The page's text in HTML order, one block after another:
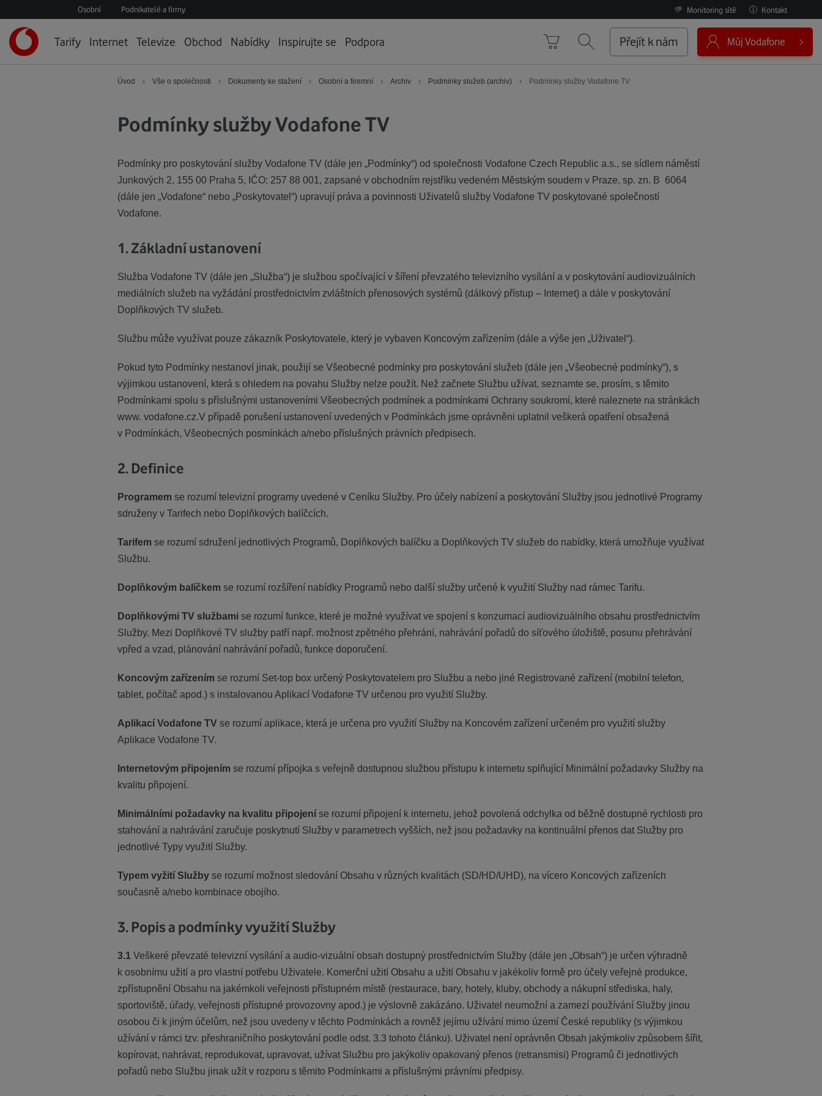
Kontakt
Monitoring sítě
Osobní Podnikatelé a firmy
stránkaTarify Internet Televize Obchod Nabídky Inspirujte se Podpora Košík
VyhledáváníPřejít k nám Můj Vodafone
Úvod › Vše o společnosti › Dokumenty ke stažení › Osobní a firemní › Archiv › Podmínky služeb (archiv) › Podmínky služby Vodafone TV
Podmínky služby Vodafone TV
Podmínky pro poskytování služby Vodafone TV (dále jen „Podmínky“) od společnosti Vodafone Czech Republic a.s., se sídlem náměstí
Junkových 2, 155 00 Praha 5, IČO: 257 88 001, zapsané v obchodním rejstříku vedeném Městským soudem v Praze, sp. zn. B 6064
(dále jen „Vodafone“ nebo „Poskytovatel“) upravují práva a povinnosti Uživatelů služby Vodafone TV poskytované společností
Vodafone.
1. Základní ustanovení
Služba Vodafone TV (dále jen „Služba“) je službou spočívající v šíření převzatého televizního vysílání a v poskytování audiovizuálních
mediálních služeb na vyžádání prostřednictvím zvláštních přenosových systémů (dálkový přístup – Internet) a dále v poskytování
Doplňkových TV služeb.
Službu může využívat pouze zákazník Poskytovatele, který je vybaven Koncovým zařízením (dále a výše jen „Uživatel“).
Pokud tyto Podmínky nestanoví jinak, použijí se Všeobecné podmínky pro poskytování služeb (dále jen „Všeobecné podmínky“), s
výjimkou ustanovení, která s ohledem na povahu Služby nelze použít. Než začnete Službu užívat, seznamte se, prosím, s těmito
Podmínkami spolu s příslušnými ustanoveními Všeobecných podmínek a podmínkami Ochrany soukromí, které naleznete na stránkách
www. vodafone.cz.V případě porušení ustanovení uvedených v Podmínkách jsme oprávněni uplatnil veškerá opatření obsažená
v Podmínkách, Všeobecných posmínkách a/nebo příslušných právních předpisech.
2. Definice
Programem se rozumí televizní programy uvedené v Ceníku Služby. Pro účely nabízení a poskytování Služby jsou jednotlivé Programy
sdruženy v Tarifech nebo Doplňkových balíčcích.
Tarifem se rozumí sdružení jednotlivých Programů, Doplňkových balíčku a Doplňkových TV služeb do nabídky, která umožňuje využívat
Službu.
Doplňkovým balíčkem se rozumí rozšíření nabídky Programů nebo další služby určené k využití Služby nad rámec Tarifu.
Doplňkovými TV službami se rozumí funkce, které je možné využívat ve spojení s konzumací audiovizuálního obsahu prostřednictvím
Služby. Mezi Doplňkové TV služby patří např. možnost zpětného přehrání, nahrávání pořadů do síťového úložiště, posunu přehrávání
vpřed a vzad, plánování nahrávání pořadů, funkce doporučení.
Koncovým zařízením se rozumí Set-top box určený Poskytovatelem pro Službu a nebo jiné Registrované zařízení (mobilní telefon,
tablet, počítač apod.) s instalovanou Aplikací Vodafone TV určenou pro využití Služby.
Aplikací Vodafone TV se rozumí aplikace, která je určena pro využití Služby na Koncovém zařízení určeném pro využití služby
Aplikace Vodafone TV.
Internetovým připojením se rozumí přípojka s veřejně dostupnou službou přístupu k internetu splňující Minimální požadavky Služby na
kvalitu připojení.
Minimálními požadavky na kvalitu připojení se rozumí připojení k internetu, jehož povolená odchylka od běžně dostupné rychlosti pro
stahování a nahrávání zaručuje poskytnutí Služby v parametrech vyšších, než jsou požadavky na kontinuální přenos dat Služby pro
jednotlivé Typy využití Služby.
Typem vyžití Služby se rozumí možnost sledování Obsahu v různých kvalitách (SD/HD/UHD), na vícero Koncových zařízeních
současně a/nebo kombinace obojího.
3. Popis a podmínky využití Služby
3.1 Veškeré převzaté televizní vysílání a audio-vizuální obsah dostupný prostřednictvím Služby (dále jen „Obsah“) je určen výhradně
k osobnímu užití a pro vlastní potřebu Uživatele. Komerční užití Obsahu a užití Obsahu v jakékoliv formě pro účely veřejné produkce,
zpřístupnění Obsahu na jakémkoli veřejnosti přístupném místě (restaurace, bary, hotely, kluby, obchody a nákupní střediska, haly,
sportoviště, úřady, veřejnosti přístupné provozovny apod.) je výslovně zakázáno. Uživatel neumožní a zamezí používání Služby jinou
osobou či k jiným účelům, než jsou uvedeny v těchto Podmínkách a rovněž jejímu užívání mimo území České republiky (s výjimkou
užívání v rámci tzv. přeshraničního poskytování podle odst. 3.3 tohoto článku). Uživatel není oprávněn Obsah jakýmkoliv způsobem šířit,
kopírovat, nahrávat, reprodukovat, upravovat, užívat Službu pro jakýkoliv opakovaný přenos (retransmisi) Programů či jednotlivých
pořadů nebo Službu jinak užít v rozporu s těmito Podmínkami a příslušnými právními předpisy.